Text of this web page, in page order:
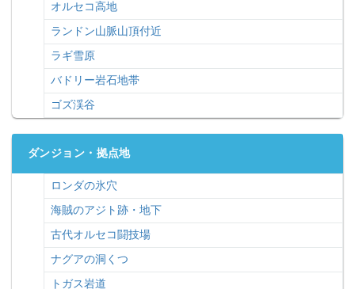
オルセコ高地
ランドン山脈山頂付近
ラギ雪原
バドリー岩石地帯
ゴズ渓谷
ダンジョン・拠点地
ロンダの氷穴
海賊のアジト跡・地下
古代オルセコ闘技場
ナグアの洞くつ
トガス岩道